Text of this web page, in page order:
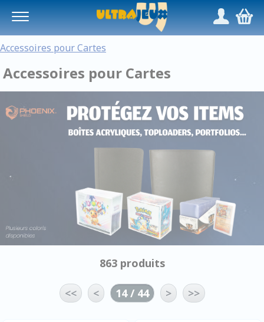
/,
Accessoires pour Cartes
Accessoires pour Cartes
863 produits
<< < 14 / 44 > >>